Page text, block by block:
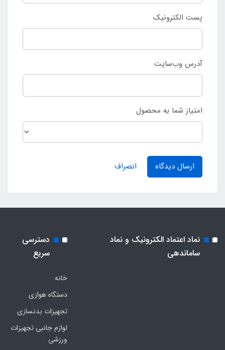
پست الکترونیک
آدرس وب‌سایت
امتیاز شما به محصول
ارسال دیدگاه انصراف
نماد اعتماد الکترونیک و نماد
ساماندهی
دسترسی
سریع
خانه
دستگاه هوازی
تجهیزات بدنسازی
لوازم جانبی تجهیزات
ورزشی